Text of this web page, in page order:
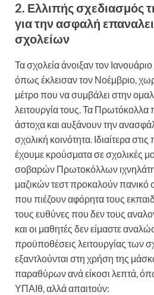
2. Ελλιπής σχεδιασμός
για την ασφαλή
σχολείων
Τα σχολεία άνοιξαν τον
όπως έκλεισαν τον Νοέμβριο,
μέτρο που να συμβάλει στην
λειτουργία τους. Τα Πρωτόκολλα
άστοχα και αυξάνουν την
σχολική κοινότητα. Ιδιαίτερα
έχουμε κρούσματα σε σχολικές
σοβαρών Πρωτοκόλλων
μαζικών τεστ προκαλούν πανικό
που πιέζουν αφόρητα τους
τους ευθύνες που δεν τους
και οι μαθητές δεν είμαστε
προϋποθέσεις λειτουργίας των
εξαντλούνται στη χρήση της
παραθύρων ανά είκοσι λεπτά,
ΥΠΑΙθ, αλλά απαιτούν: